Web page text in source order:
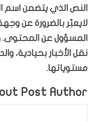
النص الذي يتضمن اسم
لايعبّر بالضرورة عن
المسؤول عن
نقل الأخبار بحيادية،
مستوياتها.
Post Author